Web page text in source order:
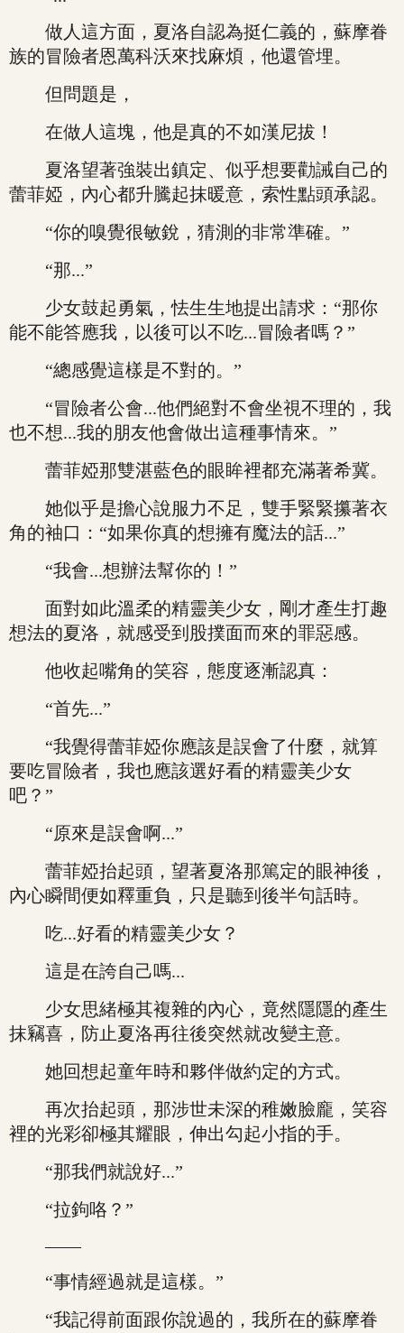
做人這方面，夏洛自認為挺仁義的，蘇摩眷
族的冒險者恩萬科沃來找麻煩，他還管埋。
但問題是，
在做人這塊，他是真的不如漢尼拔！
夏洛望著強裝出鎮定、似乎想要勸誡自己的
蕾菲婭，內心都升騰起抹暖意，索性點頭承認。
“你的嗅覺很敏銳，猜測的非常準確。”
“那...”
少女鼓起勇氣，怯生生地提出請求：“那你
能不能答應我，以後可以不吃...冒險者嗎？”
“總感覺這樣是不對的。”
“冒險者公會...他們絕對不會坐視不理的，我
也不想...我的朋友他會做出這種事情來。”
蕾菲婭那雙湛藍色的眼眸裡都充滿著希冀。
她似乎是擔心說服力不足，雙手緊緊攥著衣
角的袖口：“如果你真的想擁有魔法的話...”
“我會...想辦法幫你的！”
面對如此溫柔的精靈美少女，剛才產生打趣
想法的夏洛，就感受到股撲面而來的罪惡感。
他收起嘴角的笑容，態度逐漸認真：
“首先...”
“我覺得蕾菲婭你應該是誤會了什麼，就算
要吃冒險者，我也應該選好看的精靈美少女
吧？”
“原來是誤會啊...”
蕾菲婭抬起頭，望著夏洛那篤定的眼神後，
內心瞬間便如釋重負，只是聽到後半句話時。
吃...好看的精靈美少女？
這是在誇自己嗎...
少女思緒極其複雜的內心，竟然隱隱的產生
抹竊喜，防止夏洛再往後突然就改變主意。
她回想起童年時和夥伴做約定的方式。
再次抬起頭，那涉世未深的稚嫩臉龐，笑容
裡的光彩卻極其耀眼，伸出勾起小指的手。
“那我們就說好...”
“拉鉤咯？”
——
“事情經過就是這樣。”
“我記得前面跟你說過的，我所在的蘇摩眷